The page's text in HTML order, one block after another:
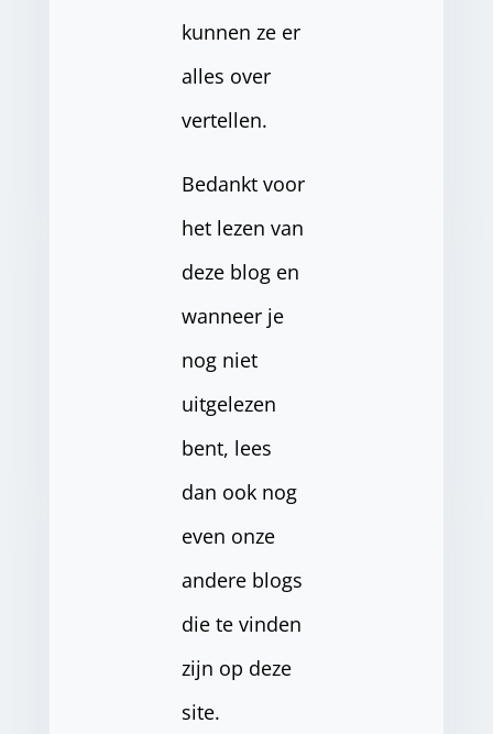
kunnen ze er
alles over
vertellen.
Bedankt voor
het lezen van
deze blog en
wanneer je
nog niet
uitgelezen
bent, lees
dan ook nog
even onze
andere blogs
die te vinden
zijn op deze
site.